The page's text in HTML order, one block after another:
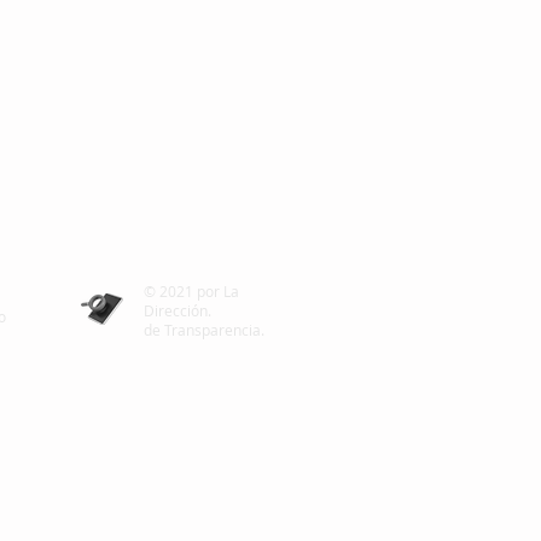
© 2021 por La
Dirección.
de Transparencia.